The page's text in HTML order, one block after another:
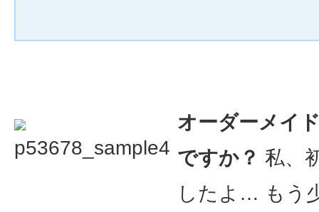
オーダーメイ
ですか？ 私、
したよ… もう